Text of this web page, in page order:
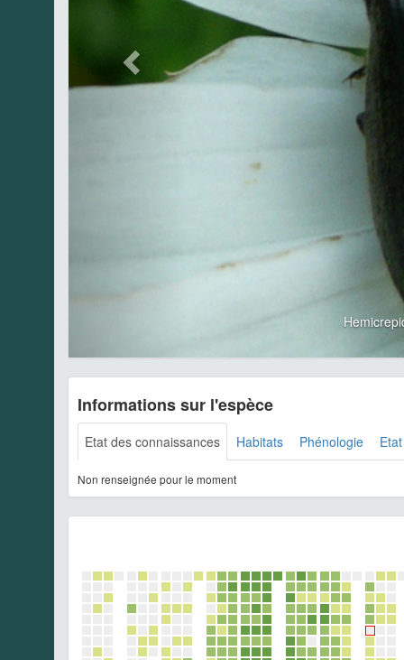
Informations sur l'espèce
Etat des connaissances Habitats Phénologie
Non renseignée pour le moment